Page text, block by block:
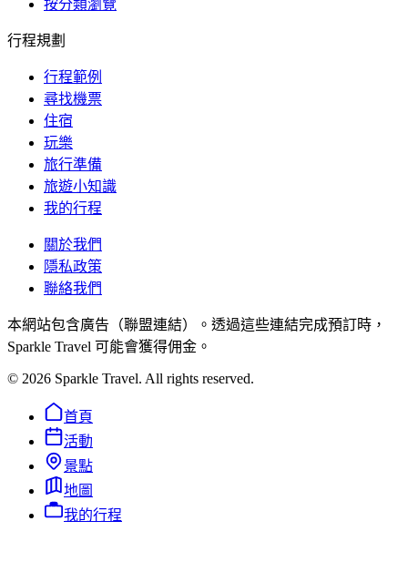
按分類瀏覽
行程規劃
行程範例
尋找機票
住宿
玩樂
旅行準備
旅遊小知識
我的行程
關於我們
隱私政策
聯絡我們
本網站包含廣告（聯盟連結）。透過這些連結完成預訂時，
Sparkle Travel 可能會獲得佣金。
© 2026 Sparkle Travel. All rights reserved.
首頁
活動
景點
地圖
我的行程